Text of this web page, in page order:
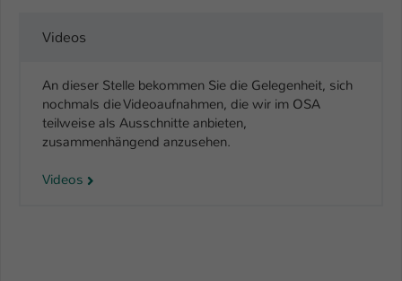
Videos
An dieser Stelle bekommen Sie die Gelegenheit, sich
nochmals die Videoaufnahmen, die wir im OSA
teilweise als Ausschnitte anbieten,
zusammenhängend anzusehen.
Videos